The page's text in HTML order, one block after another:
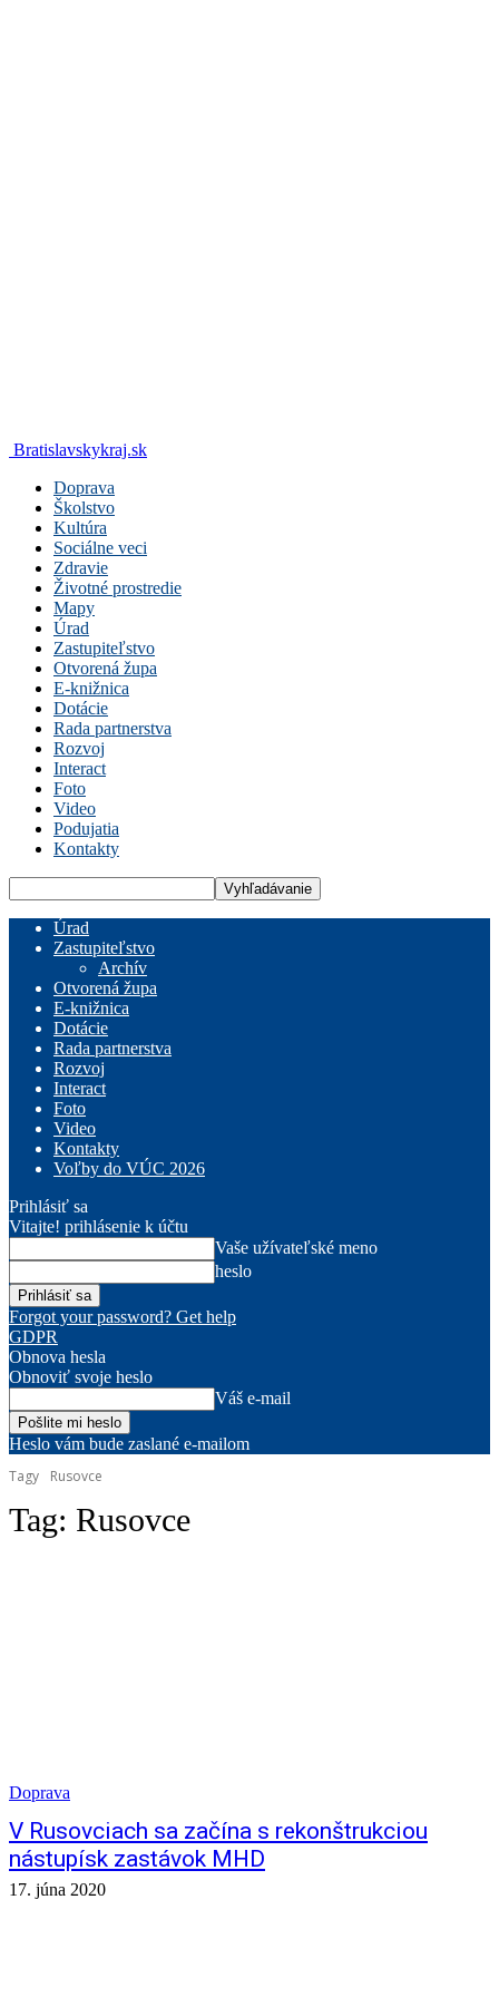
Bratislavskykraj.sk
Doprava
Školstvo
Kultúra
Sociálne veci
Zdravie
Životné prostredie
Mapy
Úrad
Zastupiteľstvo
Otvorená župa
E-knižnica
Dotácie
Rada partnerstva
Rozvoj
Interact
Foto
Video
Podujatia
Kontakty
Úrad
Zastupiteľstvo
Archív
Otvorená župa
E-knižnica
Dotácie
Rada partnerstva
Rozvoj
Interact
Foto
Video
Kontakty
Voľby do VÚC 2026
Prihlásiť sa
Vitajte! prihlásenie k účtu
Vaše užívateľské meno
heslo
Forgot your password? Get help
GDPR
Obnova hesla
Obnoviť svoje heslo
Váš e-mail
Heslo vám bude zaslané e-mailom
Tagy
Rusovce
Tag: Rusovce
Doprava
V Rusovciach sa začína s rekonštrukciou
nástupísk zastávok MHD
17. júna 2020